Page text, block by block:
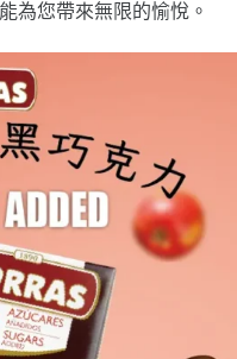
為您帶來無限的愉悅。